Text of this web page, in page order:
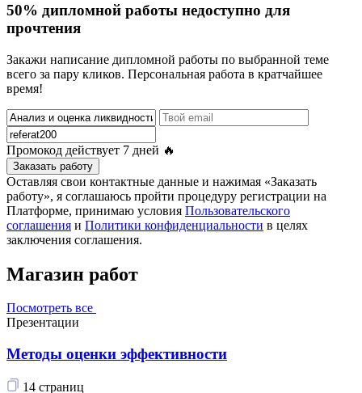
50% дипломной работы недоступно для
прочтения
Закажи написание дипломной работы по выбранной теме
всего за пару кликов. Персональная работа в кратчайшее
время!
Промокод действует 7 дней 🔥
Заказать работу
Оставляя свои контактные данные и нажимая «Заказать
работу», я соглашаюсь пройти процедуру регистрации на
Платформе, принимаю условия Пользовательского
соглашения и Политики конфиденциальности в целях
заключения соглашения.
Магазин работ
Посмотреть все
Презентации
Методы оценки эффективности
14 страниц